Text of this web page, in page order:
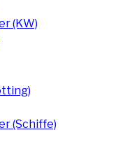
(KW)
(Schiffe)